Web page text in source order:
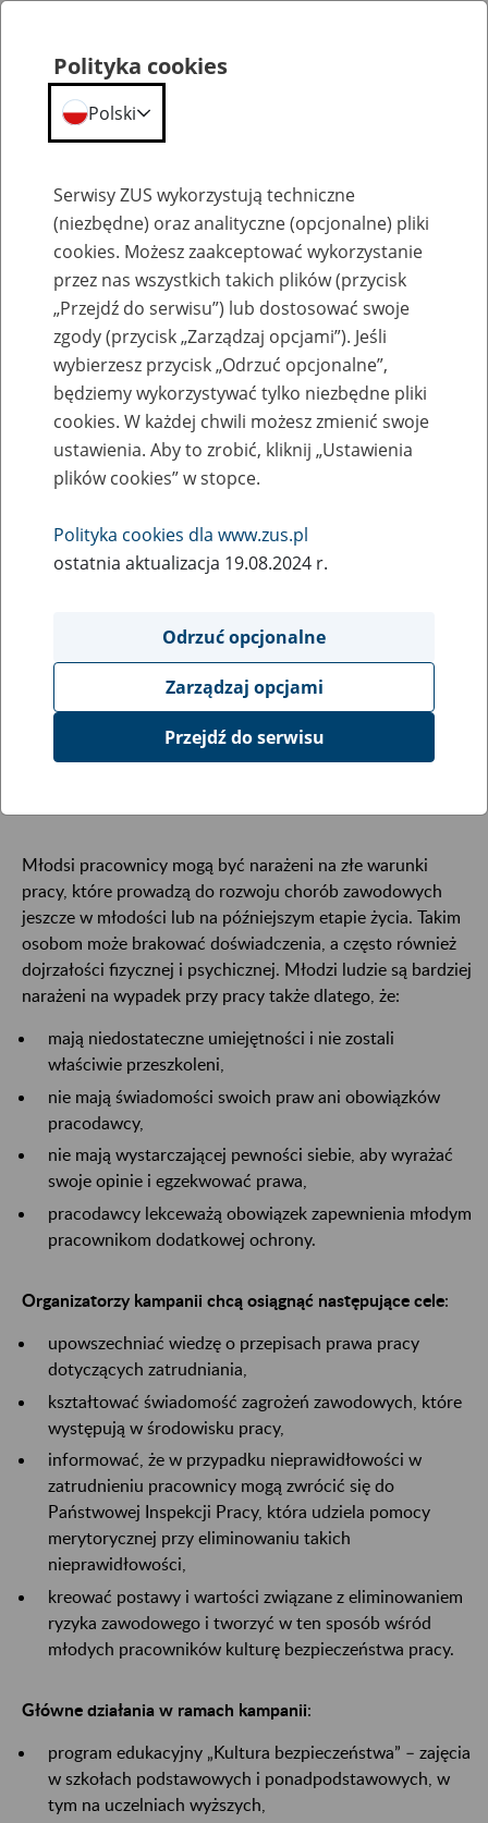
Kampanie
ZUS wspiera kampanię Państwowej
Inspekcji Pracy „Legitna praca”
15
Państwową Inspekcję Pracy. Jest ona adresowana przede
wszystkim do uczniów i studentów – młodych ludzi
wchodzących na rynek pracy. Według badań Europejskiej
Agencji Bezpieczeństwa i Zdrowia w Pracy (EU-OSHA)
prawdopodobieństwo poważnego wypadku w pracy jest
Młodsi pracownicy mogą być narażeni na złe warunki
pracy, które prowadzą do rozwoju chorób zawodowych
jeszcze w młodości lub na późniejszym etapie życia. Takim
osobom może brakować doświadczenia, a często również
dojrzałości fizycznej i psychicznej. Młodzi ludzie są bardziej
narażeni na wypadek przy pracy także dlatego, że:
mają niedostateczne umiejętności i nie zostali
właściwie przeszkoleni,
nie mają świadomości swoich praw ani obowiązków
pracodawcy,
nie mają wystarczającej pewności siebie, aby wyrażać
swoje opinie i egzekwować prawa,
pracodawcy lekceważą obowiązek zapewnienia młodym
pracownikom dodatkowej ochrony.
Organizatorzy kampanii chcą osiągnąć następujące cele:
upowszechniać wiedzę o przepisach prawa pracy
dotyczących zatrudniania,
kształtować świadomość zagrożeń zawodowych, które
występują w środowisku pracy,
informować, że w przypadku nieprawidłowości w
zatrudnieniu pracownicy mogą zwrócić się do
Państwowej Inspekcji Pracy, która udziela pomocy
merytorycznej przy eliminowaniu takich
nieprawidłowości,
kreować postawy i wartości związane z eliminowaniem
ryzyka zawodowego i tworzyć w ten sposób wśród
młodych pracowników kulturę bezpieczeństwa pracy.
Główne działania w ramach kampanii:
program edukacyjny „Kultura bezpieczeństwa” – zajęcia
w szkołach podstawowych i ponadpodstawowych, w
tym na uczelniach wyższych,
Polityka cookies
Polski
Serwisy ZUS wykorzystują techniczne
(niezbędne) oraz analityczne (opcjonalne) pliki
cookies. Możesz zaakceptować wykorzystanie
przez nas wszystkich takich plików (przycisk
„Przejdź do serwisu”) lub dostosować swoje
zgody (przycisk „Zarządzaj opcjami”). Jeśli
wybierzesz przycisk „Odrzuć opcjonalne”,
będziemy wykorzystywać tylko niezbędne pliki
cookies. W każdej chwili możesz zmienić swoje
ustawienia. Aby to zrobić, kliknij „Ustawienia
plików cookies” w stopce.
Polityka cookies dla www.zus.pl
ostatnia aktualizacja 19.08.2024 r.
Odrzuć opcjonalne
Zarządzaj opcjami
Przejdź do serwisu